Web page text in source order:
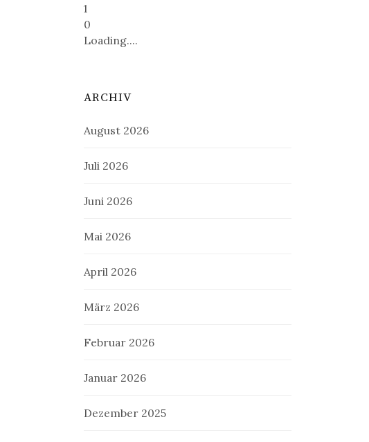
1
0
Loading....
ARCHIV
August 2026
Juli 2026
Juni 2026
Mai 2026
April 2026
März 2026
Februar 2026
Januar 2026
Dezember 2025